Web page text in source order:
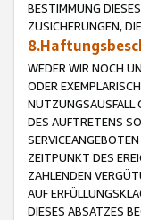
BESTIMMUNG
ZUSICHERUNGEN,
WEDER WIR NOCH
ODER
NUTZUNGSAUSFALL
DES AUFTRETENS
ZEITPUNKT DES
ZAHLENDEN
AUF
DIESES ABSATZES